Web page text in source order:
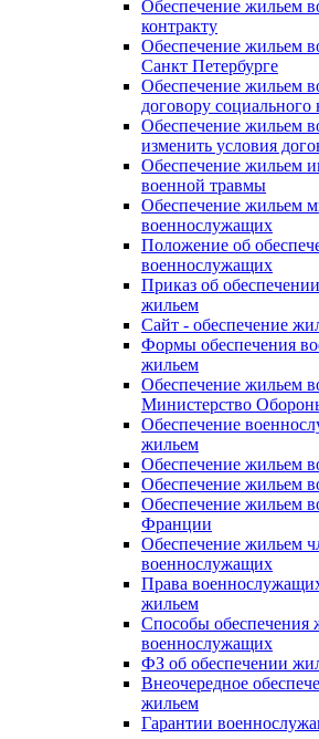
Обеспечение жильем
контракту
Обеспечение жильем
Санкт Петербурге
Обеспечение жильем
договору социального
Обеспечение жильем
изменить условия
Обеспечение жильем
военной травмы
Обеспечение жильем
военнослужащих
Положение об
военнослужащих
Приказ об
жильем
Сайт - обеспечение
Формы обеспечения
жильем
Обеспечение жильем
Министерство
Обеспечение
жильем
Обеспечение жильем
Обеспечение жильем
Обеспечение жильем
Франции
Обеспечение жильем
военнослужащих
Права
жильем
Способы обеспечения
военнослужащих
ФЗ об обеспечении
Внеочередное
жильем
Гарантии